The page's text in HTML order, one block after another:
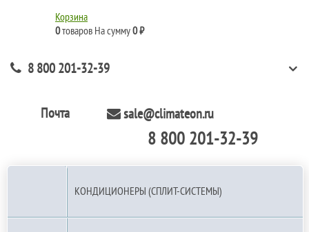
Корзина
0товаров На сумму0 ₽
8 800 201-32-39
Почта sale@climateon.ru
8 800 201-32-39
КОНДИЦИОНЕРЫ (СПЛИТ-СИСТЕМЫ)